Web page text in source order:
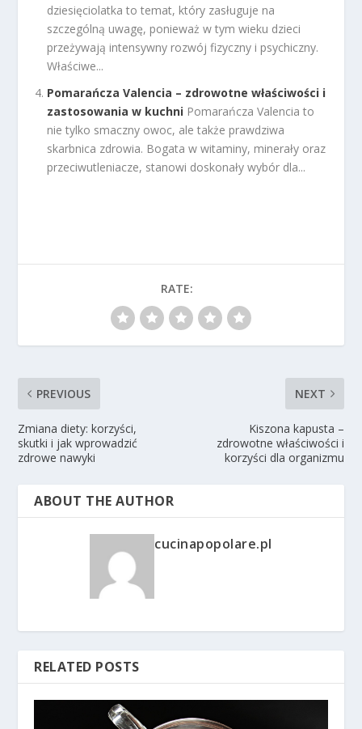
dziesięciolatka to temat, który zasługuje na
szczególną uwagę, ponieważ w tym wieku dzieci
przeżywają intensywny rozwój fizyczny i psychiczny.
Właściwe...
Pomarańcza Valencia – zdrowotne właściwości i
zastosowania w kuchni Pomarańcza Valencia to
nie tylko smaczny owoc, ale także prawdziwa
skarbnica zdrowia. Bogata w witaminy, minerały oraz
przeciwutleniacze, stanowi doskonały wybór dla...
RATE:
PREVIOUS
Zmiana diety: korzyści,
skutki i jak wprowadzić
zdrowe nawyki
NEXT
Kiszona kapusta –
zdrowotne właściwości i
korzyści dla organizmu
ABOUT THE AUTHOR
cucinapopolare.pl
RELATED POSTS